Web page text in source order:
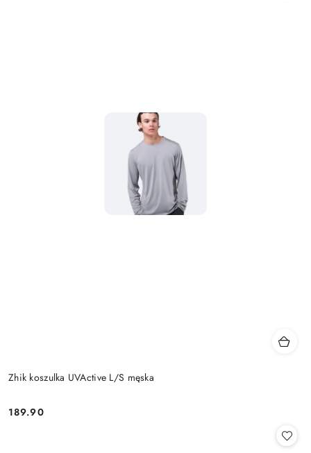
Zhik koszulka UVActive L/S męska
Cena:
189.90